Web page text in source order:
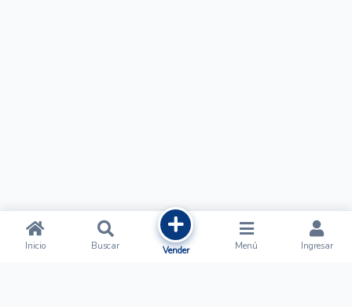
Inicio Buscar Vender Menú Ingresar